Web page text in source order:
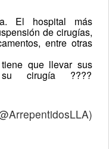
El hospital más
de cirugías,
entre otras
que llevar sus
cirugía ????